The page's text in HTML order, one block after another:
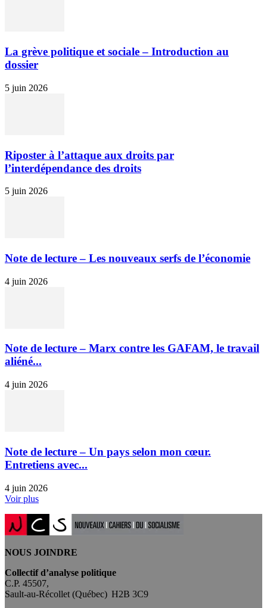
La grève politique et sociale – Introduction au
dossier
5 juin 2026
Riposter à l’attaque aux droits par
l’interdépendance des droits
5 juin 2026
Note de lecture – Les nouveaux serfs de l’économie
4 juin 2026
Note de lecture – Marx contre les GAFAM, le travail
aliéné...
4 juin 2026
Note de lecture – Un pays selon mon cœur.
Entretiens avec...
4 juin 2026
Voir plus
NOUS JOINDRE
Collectif d’analyse politique
C.P. 45507,
Sault-au-Récollet (Québec) H2B 3C9